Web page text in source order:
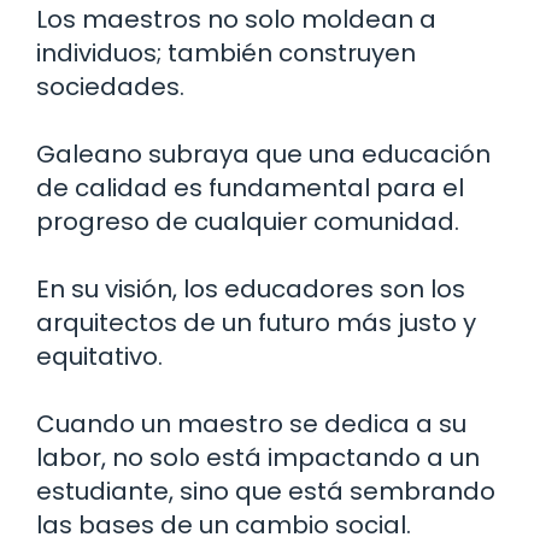
Los maestros no solo moldean a
individuos; también construyen
sociedades.
Galeano subraya que una educación
de calidad es fundamental para el
progreso de cualquier comunidad.
En su visión, los educadores son los
arquitectos de un futuro más justo y
equitativo.
Cuando un maestro se dedica a su
labor, no solo está impactando a un
estudiante, sino que está sembrando
las bases de un cambio social.